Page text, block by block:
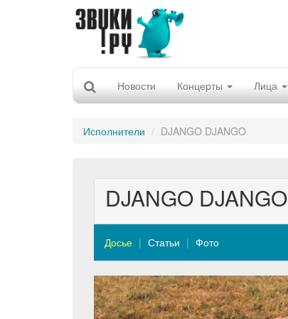
Новости Концерты Лица
Исполнители DJANGO DJANGO
DJANGO DJANGO
Досье Статьи Фото